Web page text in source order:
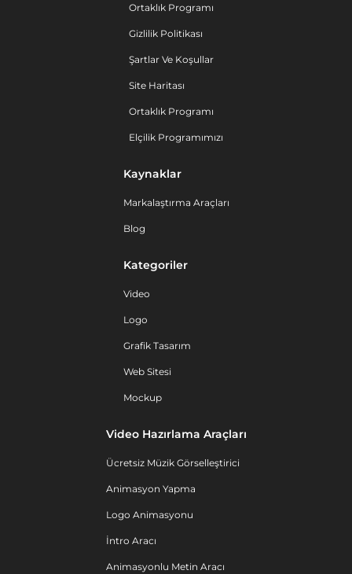
Ortaklık Programı
Gizlilik Politikası
Şartlar Ve Koşullar
Site Haritası
Ortaklık Programı
Elçilik Programımızı
Kaynaklar
Markalaştırma Araçları
Blog
Kategoriler
Video
Logo
Grafik Tasarım
Web Sitesi
Mockup
Video Hazırlama Araçları
Ücretsiz Müzik Görselleştirici
Animasyon Yapma
Logo Animasyonu
İntro Aracı
Animasyonlu Metin Aracı